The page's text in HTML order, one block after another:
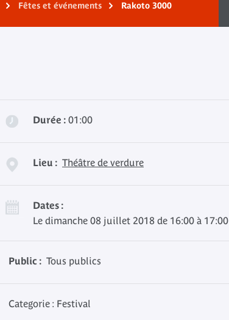
Fêtes et événements Rakoto 3000
Durée : 01:00
Lieu : Théâtre de verdure
Dates :
Le dimanche 08 juillet 2018 de 16:00 à 17:00
Public : Tous publics
Categorie : Festival